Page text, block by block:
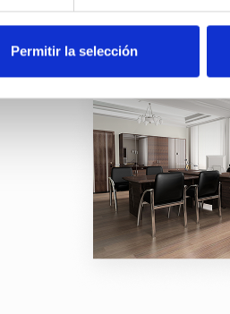
Permitir la selección